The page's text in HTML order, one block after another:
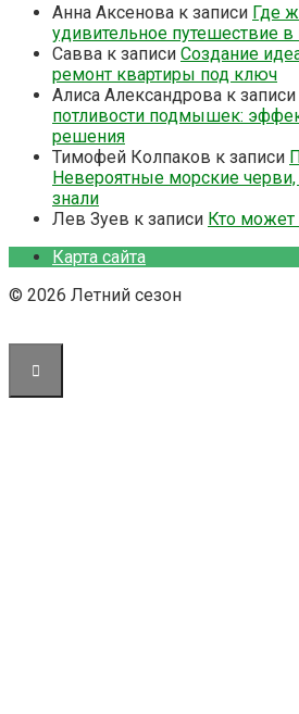
Анна Аксенова к записи Где
удивительное путешествие в
Савва к записи Создание
ремонт квартиры под ключ
Алиса Александрова к записи
потливости подмышек:
решения
Тимофей Колпаков к записи
Невероятные морские
знали
Лев Зуев к записи Кто может
Карта сайта
© 2026 Летний сезон